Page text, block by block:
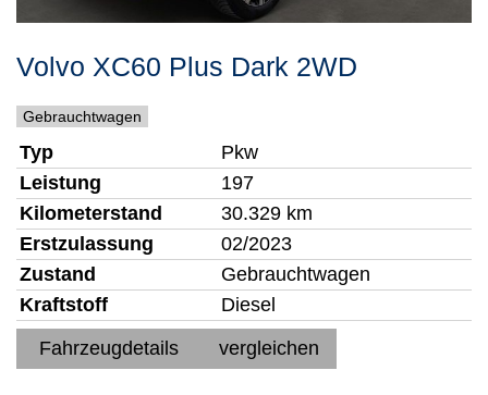
Volvo XC60 Plus Dark 2WD
Gebrauchtwagen
Typ
Pkw
Leistung
197
Kilometerstand
30.329 km
Erstzulassung
02/2023
Zustand
Gebrauchtwagen
Kraftstoff
Diesel
Fahrzeugdetails
vergleichen